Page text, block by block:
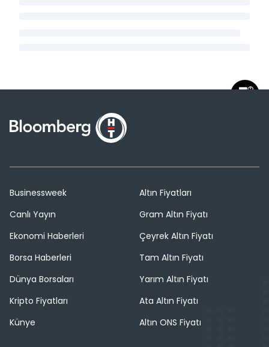
Businessweek
Canlı Yayın
Ekonomi Haberleri
Borsa Haberleri
Dünya Borsaları
Kripto Fiyatları
Künye
Altın Fiyatları
Gram Altın Fiyatı
Çeyrek Altın Fiyatı
Tam Altın Fiyatı
Yarım Altın Fiyatı
Ata Altın Fiyatı
Altın ONS Fiyatı